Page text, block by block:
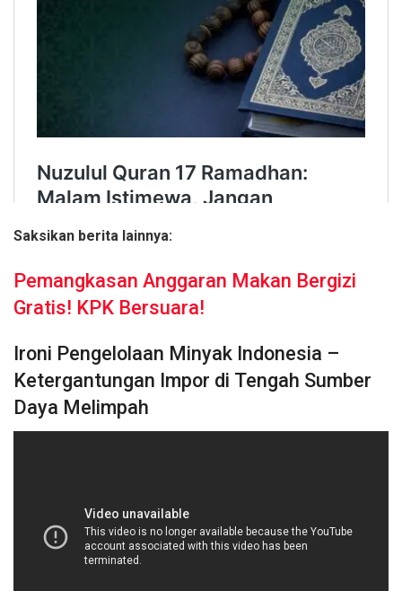
Saksikan berita lainnya:
Pemangkasan Anggaran Makan Bergizi
Gratis! KPK Bersuara!
Ironi Pengelolaan Minyak Indonesia –
Ketergantungan Impor di Tengah Sumber
Daya Melimpah